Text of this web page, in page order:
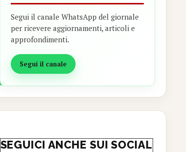
Segui il canale WhatsApp del giornale
per ricevere aggiornamenti, articoli e
approfondimenti.
Segui il canale
SEGUICI ANCHE SUI SOCIAL